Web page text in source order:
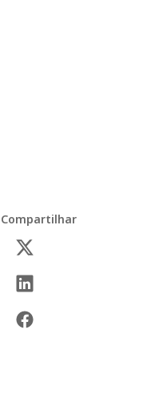
Compartilhar